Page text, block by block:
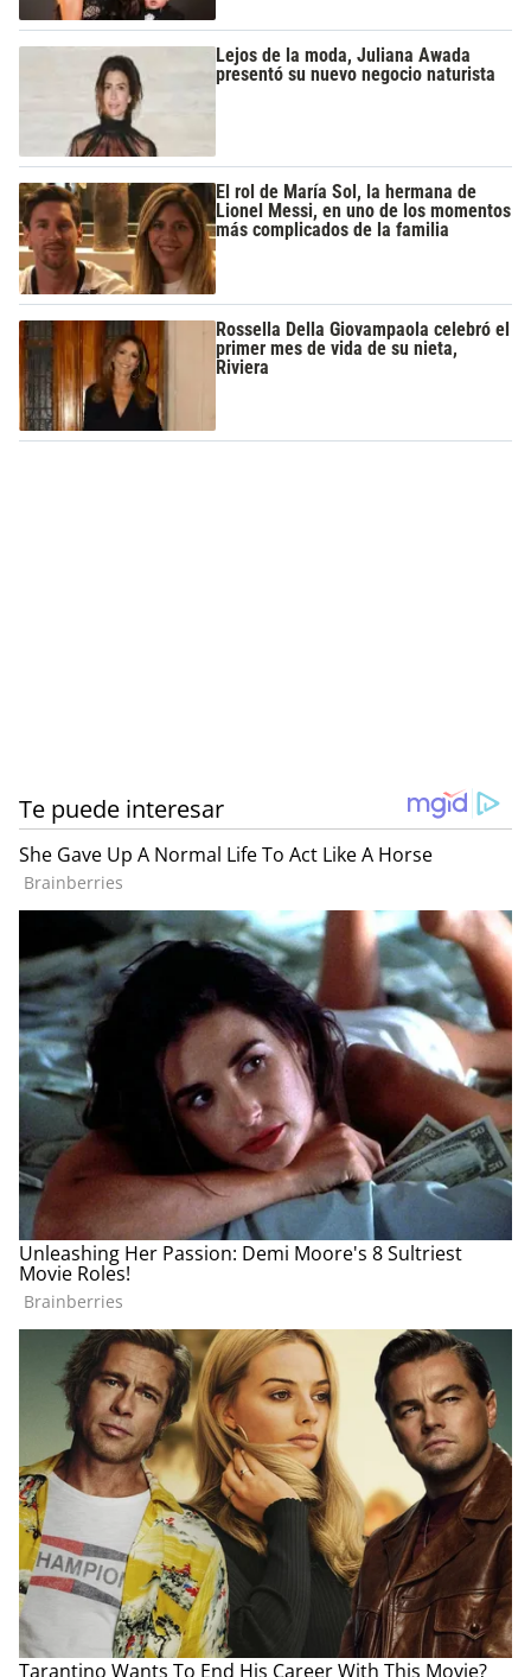
Lejos de la moda, Juliana Awada
presentó su nuevo negocio naturista
El rol de María Sol, la hermana de
Lionel Messi, en uno de los momentos
más complicados de la familia
Rossella Della Giovampaola celebró el
primer mes de vida de su nieta,
Riviera